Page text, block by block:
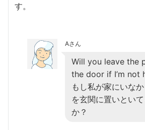
す。
Aさん
Will you leave the
the door if I’m not
もし私が家にいな
を玄関に置いとい
か？